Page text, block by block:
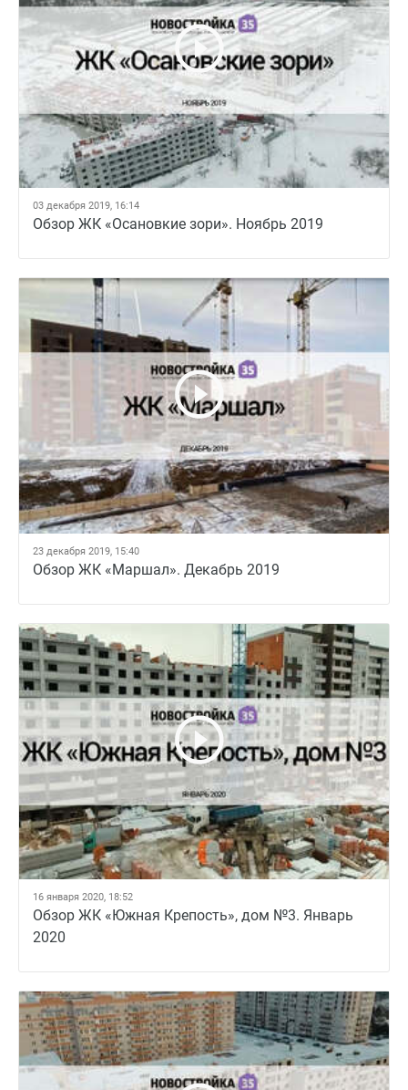
03 декабря 2019, 16:14
Обзор ЖК «Осановкие зори». Ноябрь 2019
23 декабря 2019, 15:40
Обзор ЖК «Маршал». Декабрь 2019
16 января 2020, 18:52
Обзор ЖК «Южная Крепость», дом №3. Январь
2020